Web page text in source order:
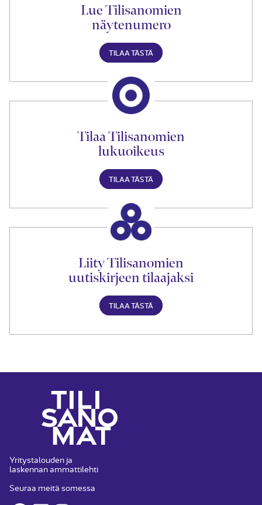
Lue Tilisanomien
näytenumero
TILAA TÄSTÄ
Tilaa Tilisanomien
lukuoikeus
TILAA TÄSTÄ
Liity Tilisanomien
uutiskirjeen tilaajaksi
TILAA TÄSTÄ
Yritystalouden ja
laskennan ammattilehti
Seuraa meitä somessa